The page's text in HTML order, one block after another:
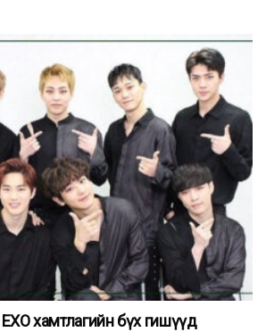
хамтлагийн бүх гишүүд